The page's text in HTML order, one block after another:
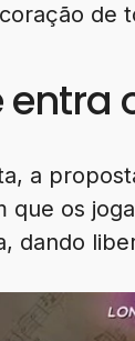
de
entra
a
os
dando